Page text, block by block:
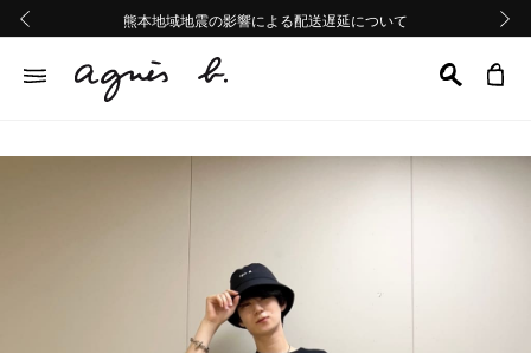
熊本地域地震の影響による配送遅延について
Summer Sale 2buy10%OFF!!
熊本地域地震の影響による配送遅延について
Summer Sale 2buy10%OFF!!